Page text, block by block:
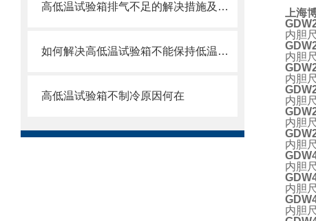
高低温试验箱排气不足的解决措施及清理
如何解决高低温试验箱不能保持低温的现象
高低温试验箱不制冷原因何在
上海
内胆
内胆
内胆
内胆
内胆
内胆
内胆
内胆
内胆